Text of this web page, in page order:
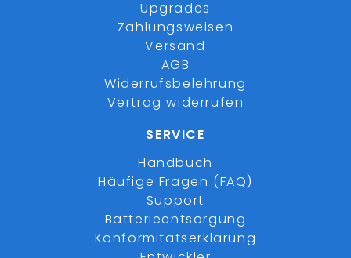
Upgrades
Zahlungsweisen
Versand
AGB
Widerrufsbelehrung
Vertrag widerrufen
SERVICE
Handbuch
Häufige Fragen (FAQ)
Support
Batterieentsorgung
Konformitätserklärung